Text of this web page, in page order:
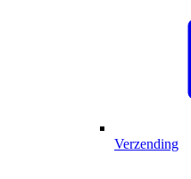
Verzending